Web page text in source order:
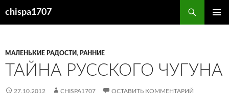
chispa1707
МАЛЕНЬКИЕ РАДОСТИ, РАННИЕ
ТАЙНА РУССКОГО ЧУГУНА
27.10.2012 CHISPA1707 ОСТАВИТЬ КОММЕНТАРИЙ